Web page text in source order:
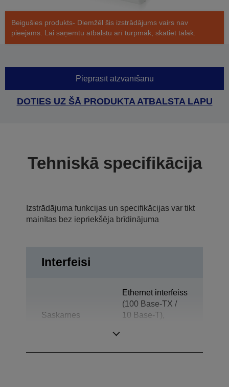
Beigušies produkts- Diemžēl šis izstrādājums vairs nav
pieejams. Lai saņemtu atbalstu arī turpmāk, skatiet tālāk.
Pieprasīt atzvanīšanu
DOTIES UZ ŠĀ PRODUKTA ATBALSTA LAPU
Tehniskā specifikācija
Izstrādājuma funkcijas un specifikācijas var tikt
mainītas bez iepriekšēja brīdinājuma
Interfeisi
Saskarnes
Ethernet interfeiss
(100 Base-TX /
10 Base-T),